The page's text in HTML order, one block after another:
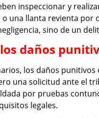
inspeccionar y
una llanta revienta
sino de un
daños
los daños punitivos
una solicitud ante el
por pruebas
legales.